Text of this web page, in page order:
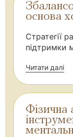
основа
Стратегії
підтримки
Читати далі
Фізична